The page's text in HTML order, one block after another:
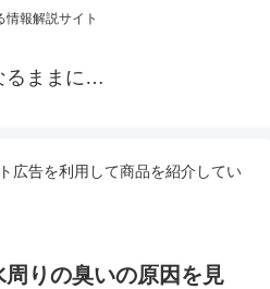
情報解説サイト
るままに…
広告を利用して商品を紹介してい
りの臭いの原因を見